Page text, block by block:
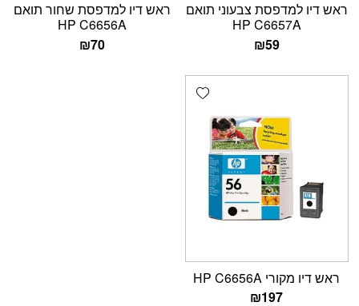
ראש דיו למדפסת צבעוני תואם
HP C6657A
₪59
ראש דיו למדפסת שחור תואם
HP C6656A
₪70
Add wishlist
ראש דיו מקורי HP C6656A
₪197